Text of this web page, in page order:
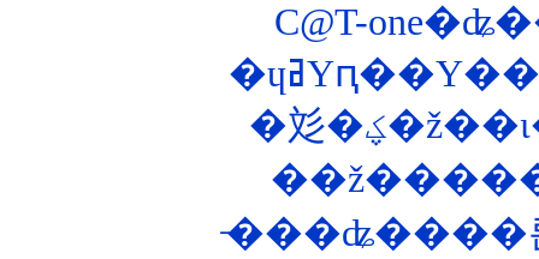
C@T-